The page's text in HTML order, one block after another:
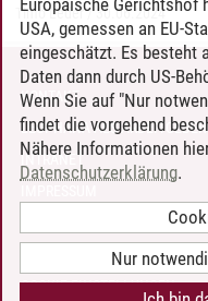
Timo Leder/30.06.2024
KONTAKT
LEUPHANA ALS ARBEITGEBER
INTRANET
BARRIEREFREIHEIT
COOKIE-EINSTELLUNGEN
USA, gemessen an EU-
eingeschätzt. Es besteht
Daten dann durch US-
Wenn Sie auf "Nur
findet die vorgehend
Nähere Informationen
Datenschutzerklärung.
Nur